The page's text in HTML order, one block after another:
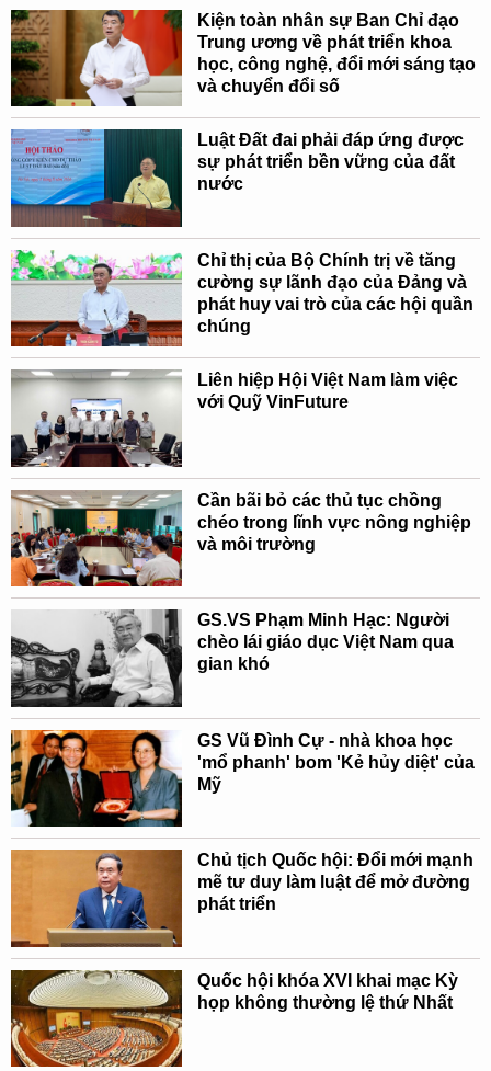
Kiện toàn nhân sự Ban Chỉ đạo
Trung ương về phát triển khoa
học, công nghệ, đổi mới sáng tạo
và chuyển đổi số
Luật Đất đai phải đáp ứng được
sự phát triển bền vững của đất
nước
Chỉ thị của Bộ Chính trị về tăng
cường sự lãnh đạo của Đảng và
phát huy vai trò của các hội quần
chúng
Liên hiệp Hội Việt Nam làm việc
với Quỹ VinFuture
Cần bãi bỏ các thủ tục chồng
chéo trong lĩnh vực nông nghiệp
và môi trường
GS.VS Phạm Minh Hạc: Người
chèo lái giáo dục Việt Nam qua
gian khó
GS Vũ Đình Cự - nhà khoa học
'mổ phanh' bom 'Kẻ hủy diệt' của
Mỹ
Chủ tịch Quốc hội: Đổi mới mạnh
mẽ tư duy làm luật để mở đường
phát triển
Quốc hội khóa XVI khai mạc Kỳ
họp không thường lệ thứ Nhất